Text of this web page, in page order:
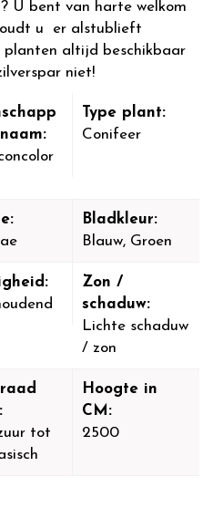
? U bent van harte welkom
u er alstublieft
altijd beschikbaar
niet!
Type plant:
Conifeer
Bladkleur:
Blauw, Groen
Zon /
schaduw:
Lichte schaduw
/ zon
tot
Hoogte in
CM:
2500